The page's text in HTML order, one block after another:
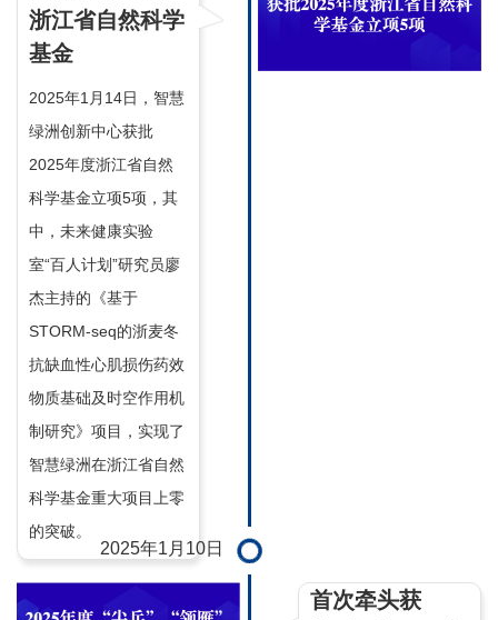
浙江省自然科学
基金
2025年1月14日，智慧
绿洲创新中心获批
2025年度浙江省自然
科学基金立项5项，其
中，未来健康实验
室“百人计划”研究员廖
杰主持的《基于
STORM-seq的浙麦冬
抗缺血性心肌损伤药效
物质基础及时空作用机
制研究》项目，实现了
智慧绿洲在浙江省自然
科学基金重大项目上零
的突破。
首次牵头获
2025年1月10日